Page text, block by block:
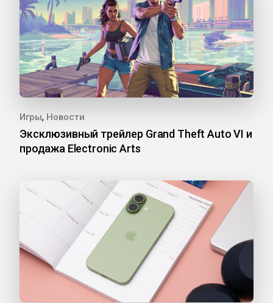
Игры, Новости
Эксклюзивный трейлер Grand Theft Auto VI и
продажа Electronic Arts